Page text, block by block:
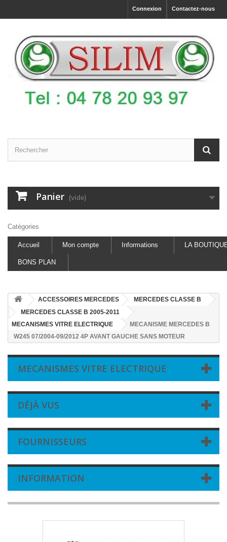
Contactez-nous
Connexion
Panier (vide)
Catégories
Accueil Mon compte Informations LA
BONS PLAN
ACCESSOIRES MERCEDES
MERCEDES CLASSE B
MERCEDES CLASSE B 2005-2011
MECANISMES VITRE ELECTRIQUE
MECANISME MERCEDES B
W245 07/2004-09/2012 4P AVANT GAUCHE SANS MOTEUR
MECANISMES VITRE ELECTRIQUE
DÉJÀ VUS
FOURNISSEURS
INFORMATION